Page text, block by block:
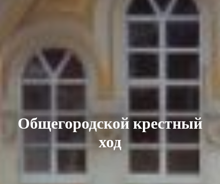
Общегородской крестный
ход